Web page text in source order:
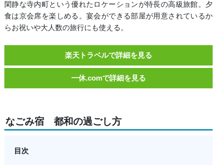
閑静な寺内町という優れたロケーションが特長の高級旅館。夕
食は京会席を楽しめる。宴会ができる部屋が用意されているか
らお祝いや大人数の旅行にも使える。
楽天トラベルで詳細を見る
一休.comで詳細を見る
なごみ宿 都和の過ごし方
目次